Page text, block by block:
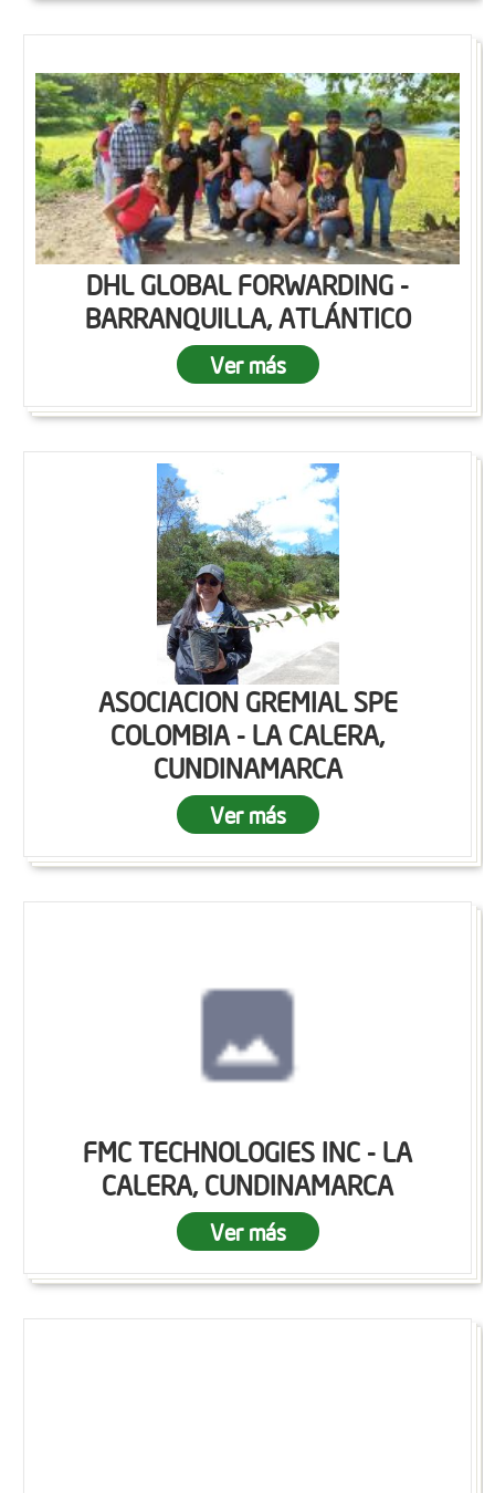
DHL GLOBAL FORWARDING -
BARRANQUILLA, ATLÁNTICO
Ver más
ASOCIACION GREMIAL SPE
COLOMBIA - LA CALERA,
CUNDINAMARCA
Ver más
FMC TECHNOLOGIES INC - LA
CALERA, CUNDINAMARCA
Ver más